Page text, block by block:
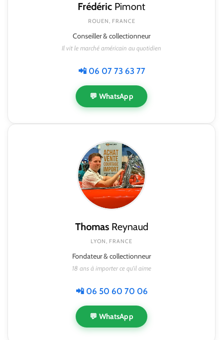
Frédéric Pimont
ROUEN, FRANCE
Conseiller & collectionneur
Il vit le marché américain au quotidien
📲 06 07 73 63 77
💬 WhatsApp
ThomasReynaud
LYON, FRANCE
Fondateur & collectionneur
18 ans à importer ce qu'il aime
📲 06 50 60 70 06
💬 WhatsApp